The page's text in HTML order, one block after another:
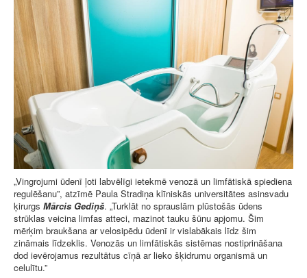
„Vingrojumi ūdenī ļoti labvēlīgi ietekmē venozā un limfātiskā spiediena
regulēšanu”, atzīmē Paula Stradiņa klīniskās universitātes asinsvadu
ķirurgs Mārcis Gediņš. „Turklāt no sprauslām plūstošās ūdens
strūklas veicina limfas atteci, mazinot tauku šūnu apjomu. Šim
mērķim braukšana ar velosipēdu ūdenī ir vislabākais līdz šim
zināmais līdzeklis. Venozās un limfātiskās sistēmas nostiprināšana
dod ievērojamus rezultātus cīņā ar lieko šķidrumu organismā un
celulītu.”